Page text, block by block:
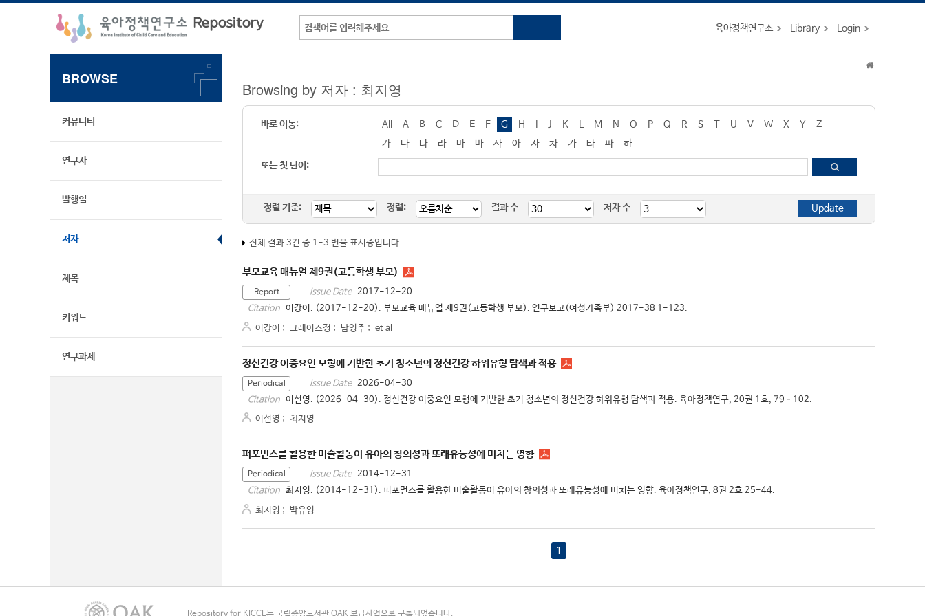
육아정책연구소 Library Login
BROWSE
커뮤니티
연구자
발행일
저자
제목
키워드
연구과제
Browsing by 저자 : 최지영
바로 이동: All A B C D E F G H J K M N O P Q R S T U V W X Y
Z
가
나 다 라 마 바 사 아 자 차 카 타 파
하
또는 첫 단어:
정렬 기준: 정렬: 결과 수 저자 수
전체 결과 3건 중 1-3 번을 표시중입니다.
부모교육 매뉴얼 제9권(고등학생 부모)
Report Issue Date 2017-12-20
Citation 이강이. (2017-12-20). 부모교육 매뉴얼 제9권(고등학생 부모). 연구보고(여성가족부) 2017-38 1-123.
이강이 ; 그레이스정 ; 남영주 ; et al
정신건강 이중요인 모형에 기반한 초기 청소년의 정신건강 하위유형 탐색과 적용
Periodical Issue Date 2026-04-30
Citation 이선영. (2026-04-30). 정신건강 이중요인 모형에 기반한 초기 청소년의 정신건강 하위유형 탐색과 적용. 육아정책연구, 20권 1호, 79–102.
이선영 ; 최지영
퍼포먼스를 활용한 미술활동이 유아의 창의성과 또래유능성에 미치는 영향
Periodical Issue Date 2014-12-31
Citation 최지영. (2014-12-31). 퍼포먼스를 활용한 미술활동이 유아의 창의성과 또래유능성에 미치는 영향. 육아정책연구, 8권 2호 25-44.
최지영 ; 박유영
1
Repository for KICCE는 국립중앙도서관 OAK 보급사업으로 구축되었습니다.